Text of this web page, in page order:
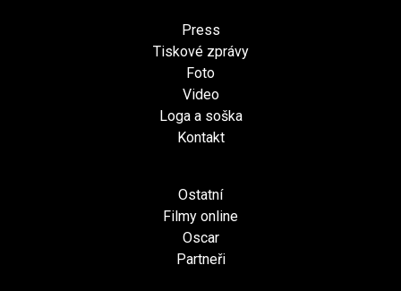
Press
Tiskové zprávy
Foto
Video
Loga a soška
Kontakt
Ostatní
Filmy online
Oscar
Partneři